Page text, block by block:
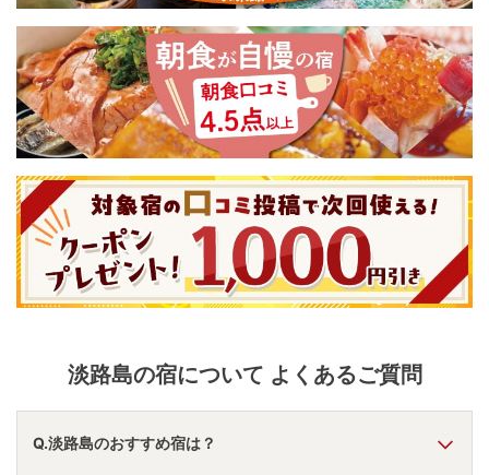
淡路島の宿について よくあるご質問
Q.淡路島のおすすめ宿は？